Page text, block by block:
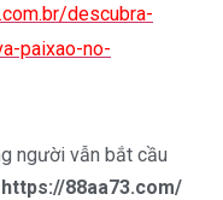
descubra-
paixao-no-
người vẫn bắt cầu
https://88aa73.com/